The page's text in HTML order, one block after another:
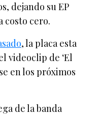
dejando su EP
costo cero.
, la placa esta
videoclip de ‘El
en los próximos
de la banda